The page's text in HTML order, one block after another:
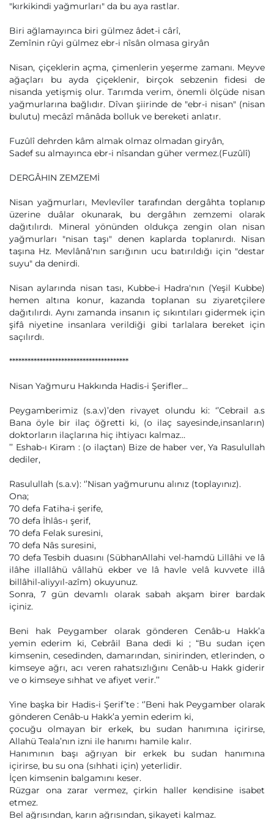
"kırkikindi yağmurları" da bu aya rastlar.
Biri ağlamayınca biri gülmez âdet-i cârî,
Zemînin rûyi gülmez ebr-i nîsân olmasa giryân
Nisan, çiçeklerin açma, çimenlerin yeşerme zamanı. Meyve
ağaçları bu ayda çiçeklenir, birçok sebzenin fidesi de
nisanda yetişmiş olur. Tarımda verim, önemli ölçüde nisan
yağmurlarına bağlıdır. Dîvan şiirinde de "ebr-i nisan" (nisan
bulutu) mecâzî mânâda bolluk ve bereketi anlatır.
Fuzûlî dehrden kâm almak olmaz olmadan giryân,
Sadef su almayınca ebr-i nîsandan güher vermez.(Fuzûlî)
DERGÂHIN ZEMZEMİ
Nisan yağmurları, Mevlevîler tarafından dergâhta toplanıp
üzerine duâlar okunarak, bu dergâhın zemzemi olarak
dağıtılırdı. Mineral yönünden oldukça zengin olan nisan
yağmurları "nisan taşı" denen kaplarda toplanırdı. Nisan
taşına Hz. Mevlânâ'nın sarığının ucu batırıldığı için "destar
suyu" da denirdi.
Nisan aylarında nisan tası, Kubbe-i Hadra'nın (Yeşil Kubbe)
hemen altına konur, kazanda toplanan su ziyaretçilere
dağıtılırdı. Aynı zamanda insanın iç sıkıntıları gidermek için
şifâ niyetine insanlara verildiği gibi tarlalara bereket için
saçılırdı.
***************************************
Nisan Yağmuru Hakkında Hadis-i Şerifler…
Peygamberimiz (s.a.v)’den rivayet olundu ki: ‘’Cebrail a.s
Bana öyle bir ilaç öğretti ki, (o ilaç sayesinde,insanların)
doktorların ilaçlarına hiç ihtiyacı kalmaz…
’’ Eshab-ı Kiram : (o ilaçtan) Bize de haber ver, Ya Rasulullah
dediler,
Rasulullah (s.a.v): ‘’Nisan yağmurunu alınız (toplayınız).
Ona;
70 defa Fatiha-i şerife,
70 defa İhlâs-ı şerif,
70 defa Felak suresini,
70 defa Nâs suresini,
70 defa Tesbih duasını (SübhanAllahi vel-hamdü Lillâhi ve lâ
ilâhe illallâhü vâllahü ekber ve lâ havle velâ kuvvete illâ
billâhil-aliyyıl-azîm) okuyunuz.
Sonra, 7 gün devamlı olarak sabah akşam birer bardak
içiniz.
Beni hak Peygamber olarak gönderen Cenâb-u Hakk’a
yemin ederim ki, Cebrâil Bana dedi ki ; “Bu sudan içen
kimsenin, cesedinden, damarından, sinirinden, etlerinden, o
kimseye ağrı, acı veren rahatsızlığını Cenâb-u Hakk giderir
ve o kimseye sıhhat ve afiyet verir.’’
Yine başka bir Hadis-i Şerif’te : ‘’Beni hak Peygamber olarak
gönderen Cenâb-u Hakk’a yemin ederim ki,
çocuğu olmayan bir erkek, bu sudan hanımına içirirse,
Allahü Teala’nın izni ile hanımı hamile kalır.
Hanımının başı ağrıyan bir erkek bu sudan hanımına
içirirse, bu su ona (sıhhati için) yeterlidir.
İçen kimsenin balgamını keser.
Rüzgar ona zarar vermez, çirkin haller kendisine isabet
etmez.
Bel ağrısından, karın ağrısından, şikayeti kalmaz.